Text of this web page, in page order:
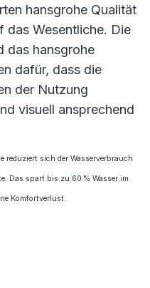
hansgrohe Qualität
das Wesentliche. Die
das hansgrohe
dafür, dass die
der Nutzung
visuell ansprechend
reduziert sich der Wasserverbrauch
Das spart bis zu 60 % Wasser im
Komfortverlust.